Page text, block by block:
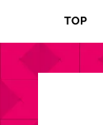
TOP